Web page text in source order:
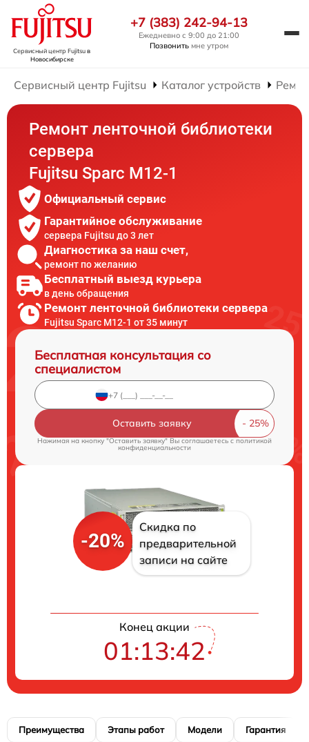
Сервисный центр Fujitsuв
Новосибирске
+7 (383) 242-94-13
Ежедневно с 9:00 до 21:00
Позвонить мне утром
Сервисный центр Fujitsu Каталог устройств
Ремонт ленточной библиотеки
сервера
Fujitsu Sparc M12-1
Официальный сервис
Гарантийное обслуживание
сервера Fujitsu до 3 лет
Диагностика за наш счет,
ремонт по желанию
Бесплатный выезд курьера
в день обращения
Ремонт ленточной библиотеки сервера
Fujitsu Sparc M12-1 от 35 минут
Бесплатная консультация со
специалистом
Оставить заявку
Нажимая на кнопку "Оставить заявку" Вы соглашаетесь cполитикой
конфиденциальности
-20%
Скидка по
предварительной
записи на сайте
Конец акции
01:13:41
Преимущества Этапы работ Модели Гарантия